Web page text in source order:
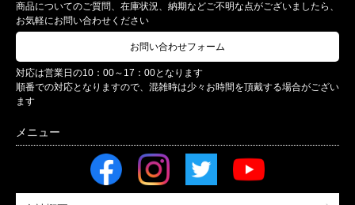
商品についてのご質問、在庫状況、納期などご不明な点がございましたら、
お気軽にお問い合わせください
お問い合わせフォーム
対応は営業日の10：00～17：00となります
順番での対応となりますので、混雑時は少々お時間を頂戴する場合がござい
ます